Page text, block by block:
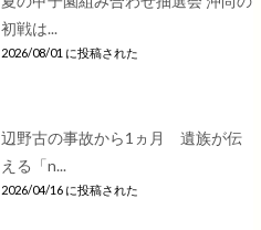
初戦は...
2026/08/01 に投稿された
辺野古の事故から1ヵ月 遺族が伝
える「n...
2026/04/16 に投稿された